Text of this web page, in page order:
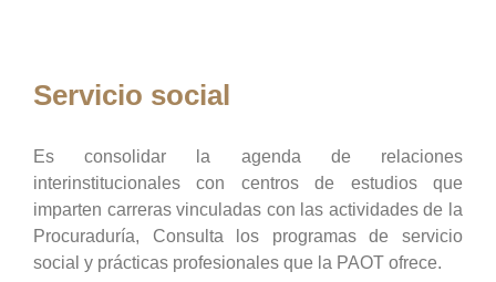
Servicio social
Es consolidar la agenda de relaciones
interinstitucionales con centros de estudios que
imparten carreras vinculadas con las actividades de la
Procuraduría, Consulta los programas de servicio
social y prácticas profesionales que la PAOT ofrece.